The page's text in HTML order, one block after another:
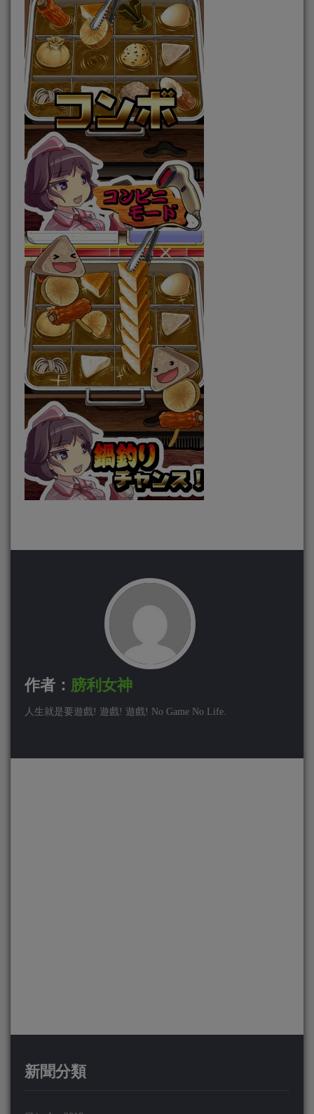
作者： 膀利女神
人生就是要遊戲! 遊戲! 遊戲! No Game No Life.
新聞分類